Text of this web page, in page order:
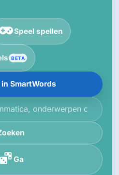
Speel spellen
BETA
SmartWords
Ga